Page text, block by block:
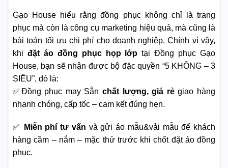
Gạo House hiểu rằng đồng phục không chỉ là trang
phục mà còn là công cụ marketing hiệu quả, mà cũng là
bài toán tối ưu chi phí cho doanh nghiệp. Chính vì vậy,
khi đặt áo đồng phục họp lớp tại Đồng phục Gạo
House, bạn sẽ nhận được bộ đặc quyền “5 KHÔNG – 3
SIÊU”, đó là:
✅Đồng phục may Sẵn chất lượng, giá rẻgiao hàng
nhanh chóng, cấp tốc – cam kết đúng hẹn.
✅ Miễn phí tư vấn và gửi áo mẫu&vải mẫu để khách
hàng cầm – nắm – mặc thử trước khi chốt đặt áo đồng
phục.